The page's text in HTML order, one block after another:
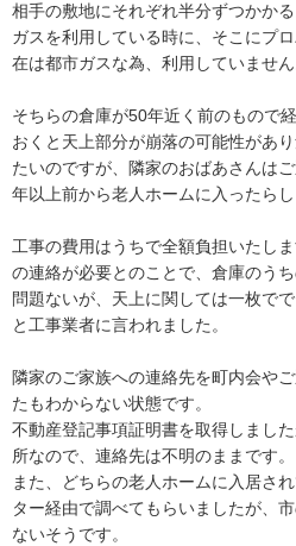
相手の敷地にそれぞれ半分ずつかか
ガスを利用している時に、そこにプ
在は都市ガスな為、利用していません
そちらの倉庫が50年近く前のもので
おくと天上部分が崩落の可能性があ
たいのですが、隣家のおばあさんは
年以上前から老人ホームに入ったら
工事の費用はうちで全額負担いたし
の連絡が必要とのことで、倉庫のう
問題ないが、天上に関しては一枚で
と工事業者に言われました。
隣家のご家族への連絡先を町内会や
たもわからない状態です。
不動産登記事項証明書を取得しまし
所なので、連絡先は不明のままです。
また、どちらの老人ホームに入居さ
ター経由で調べてもらいましたが、
ないそうです。